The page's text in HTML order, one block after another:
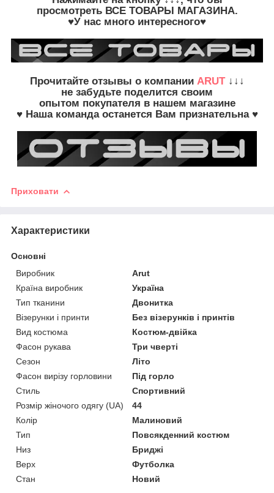
просмотреть ВСЕ ТОВАРЫ МАГАЗИНА.
♥У нас много интересного♥
Прочитайте отзывы о компании ARUT↓↓↓
не забудьте поделится своим
опытом покупателя в нашем магазине
♥ Наша команда останется Вам признательна ♥
Приховати
Характеристики
Основні
Виробник
Arut
Країна виробник
Україна
Тип тканини
Двонитка
Візерунки і принти
Без візерунків і принтів
Вид костюма
Костюм-двійка
Фасон рукава
Три чверті
Сезон
Літо
Фасон вирізу горловини
Під горло
Стиль
Спортивний
Розмір жіночого одягу (UA)
44
Колір
Малиновий
Тип
Повсякденний костюм
Низ
Бриджі
Верх
Футболка
Стан
Новий